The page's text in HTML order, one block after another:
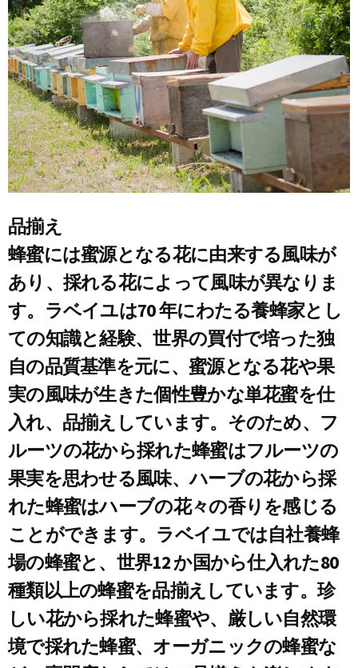
品揃え
蜂蜜には蜜源となる花に由来する風味が
あり、採れる花によって風味が異なりま
す。ラベイユは70 年にわたる養蜂家とし
ての知識と経験、世界の買付で培った独
自の品質基準を元に、蜜源となる花や果
実の風味が生きた個性豊かな単花蜜を仕
入れ、品揃えしています。そのため、フ
ルーツの花から採れた蜂蜜はフルーツの
果実を思わせる風味、ハーブの花から採
れた蜂蜜はハーブの花々の香りを感じる
ことができます。ラベイユでは自社養蜂
場の蜂蜜と、世界12 か国から仕入れた80
種類以上の蜂蜜を品揃えしています。珍
しい花から採れた蜂蜜や、厳しい自然環
境で採れた蜂蜜、オーガニックの蜂蜜な